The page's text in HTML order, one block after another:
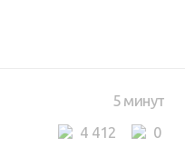
5 минут
0
4 412